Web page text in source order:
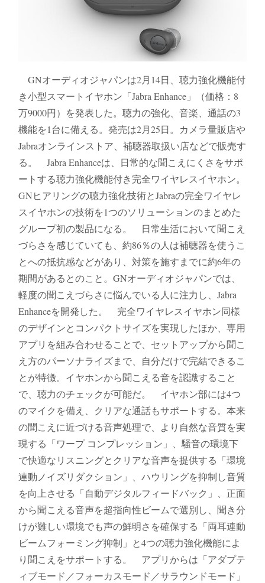
GNオーディオジャパンは2月14日、聴力強化機能付
き小型スマートイヤホン「Jabra Enhance」（価格：8
万9000円）を発表した。聴力の強化、音楽、通話の3
機能を1台に備える。発売は2月25日。カメラ量販店や
Jabraオンラインストア、補聴器取扱い店などで販売す
る。 Jabra Enhanceは、日常的な聞こえにくさをサポ
ートする聴力強化機能付き完全ワイヤレスイヤホン。
GNヒアリングの聴力強化技術とJabraの完全ワイヤレ
スイヤホンの技術を1つのソリューションのまとめた
グループ初の製品になる。 日常生活において聞こえ
づらさを感じていても、約86％の人は補聴器を使うこ
とへの抵抗感などがあり、対策を施すまでに約6年の
期間があるとのこと。GNオーディオジャパンでは、
軽度の聞こえづらさに悩んでいる人に注力し、Jabra
Enhanceを開発した。 完全ワイヤレスイヤホン同様
のデザインとコンパクトサイズを実現したほか、専用
アプリを組み合わせることで、セットアップから聞こ
え方のパーソナライズまで、自分だけで完結できるこ
とが特徴。イヤホンから聞こえる音を認識すること
で、聴力のチェックが可能だ。 イヤホン部には4つ
のマイクを備え、クリアな通話もサポートする。本来
の聞こえに近づける音声処理で、より自然な音質を実
現する「ワープ コンプレッション」、騒音の環境下
で快適なリスニングとクリアな音声を提供する「環境
連動ノイズリダクション」、ハウリングを抑制し音質
を向上させる「自動デジタルフィードバック」、正面
から聞こえる音声を超指向性ビームで選別し、聞き分
けが難しい環境でも声の鮮明さを確保する「両耳連動
ビームフォーミング抑制」と4つの聴力強化機能によ
り聞こえをサポートする。 アプリからは「アダプテ
ィブモード／フォーカスモード／サラウンドモード」